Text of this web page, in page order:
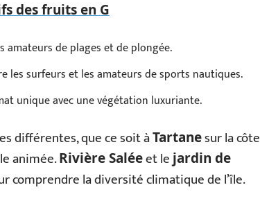
des fruits en G
amateurs de plages et de plongée.
les surfeurs et les amateurs de sports nautiques.
unique avec une végétation luxuriante.
différentes, que ce soit àTartanesur la côte
animée.Rivière Saléeet lejardin de
comprendre la diversité climatique de l’île.